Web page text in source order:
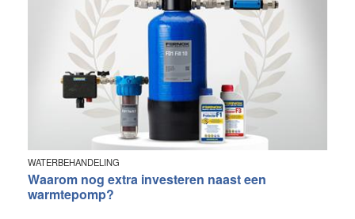
WATERBEHANDELING
Waarom nog extra investeren naast een
warmtepomp?